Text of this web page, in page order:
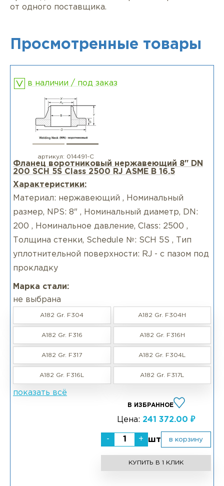
от одного поставщика.
Просмотренные товары
в наличии / под заказ
артикул: 014491-С
Фланец воротниковый нержавеющий 8" DN
200 SCH 5S Class 2500 RJ ASME B 16.5
Характеристики:
Материал: нержавеющий , Номинальный
размер, NPS: 8" , Номинальный диаметр, DN:
200 , Номинальное давление, Class: 2500 ,
Толщина стенки, Schedule №: SCH 5S , Тип
уплотнительной поверхности: RJ - с пазом под
прокладку
Марка стали:
не выбрана
A182 Gr. F304 A182 Gr. F304H
A182 Gr. F316 A182 Gr. F316H
A182 Gr. F317 A182 Gr. F304L
A182 Gr. F316L A182 Gr. F317L
показать всё
В ИЗБРАННОЕ
Цена: 241 372.00 ₽
- + шт в корзину
КУПИТЬ В 1 КЛИК